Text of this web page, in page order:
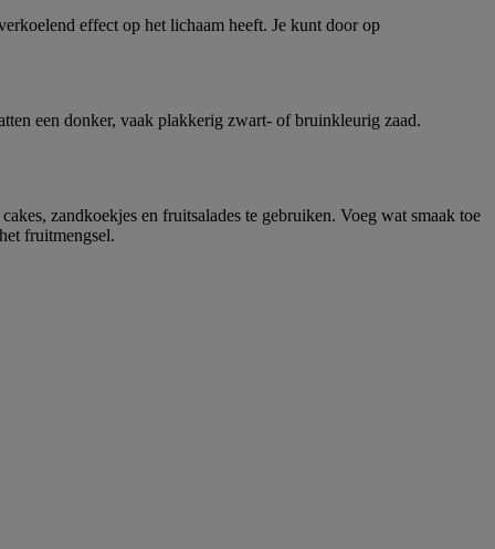
effect op het lichaam heeft. Je kunt door op
een donker, vaak plakkerig zwart- of bruinkleurig zaad.
zandkoekjes en fruitsalades te gebruiken. Voeg wat smaak toe
fruitmengsel.